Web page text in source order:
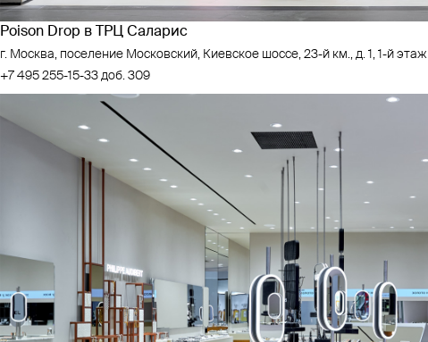
Poison Drop в ТРЦ Саларис
г. Москва, поселение Московский, Киевское шоссе, 23-й км., д. 1, 1-й этаж
+7 495 255-15-33 доб. 309